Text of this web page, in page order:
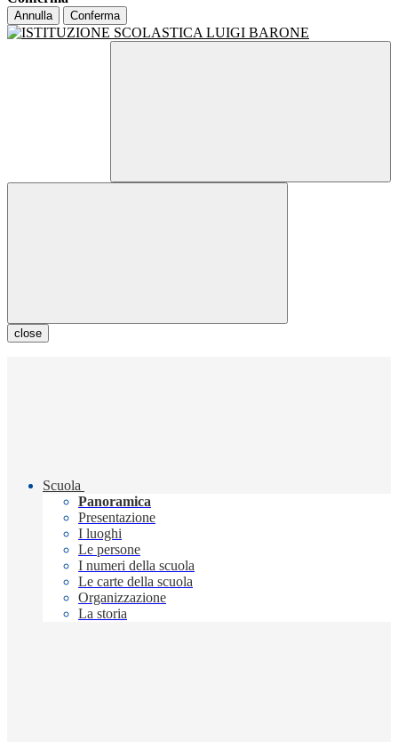
Annulla Conferma
close
Scuola
Panoramica
Presentazione
I luoghi
Le persone
I numeri della scuola
Le carte della scuola
Organizzazione
La storia